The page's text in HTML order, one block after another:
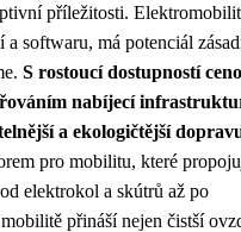
příležitosti.
softwaru, má potenciál
S rostoucí dostupností
nabíjecí
a ekologičtější
pro mobilitu, které
elektrokol a skútrů až po
přináší nejen čistší